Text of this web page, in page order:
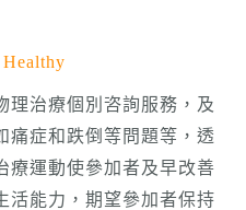
Healthy
理治療個別咨詢服務，及
痛症和跌倒等問題等，透
療運動使參加者及早改善
活能力，期望參加者保持